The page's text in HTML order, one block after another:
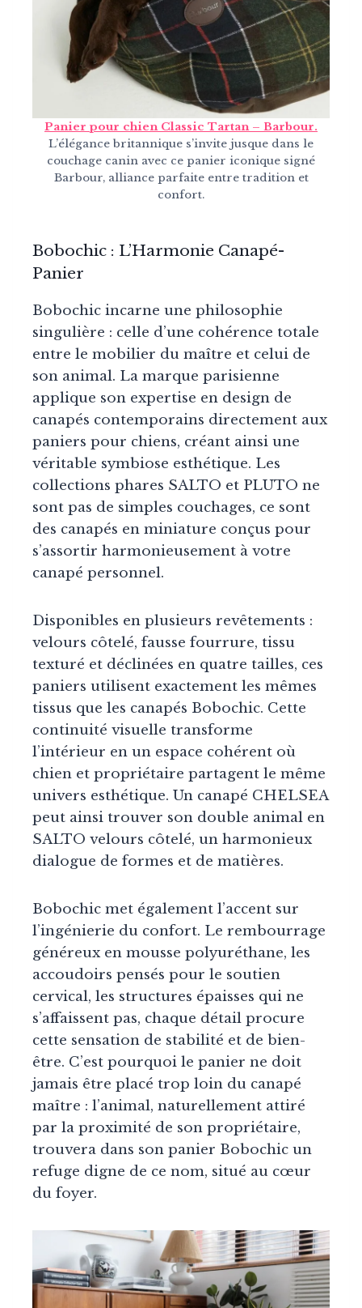
Panier pour chien Classic Tartan – Barbour.
L’élégance britannique s’invite jusque dans le
couchage canin avec ce panier iconique signé
Barbour, alliance parfaite entre tradition et
confort.
Bobochic : L’Harmonie Canapé-
Panier
Bobochic incarne une philosophie
singulière : celle d’une cohérence totale
entre le mobilier du maître et celui de
son animal. La marque parisienne
applique son expertise en design de
canapés contemporains directement aux
paniers pour chiens, créant ainsi une
véritable symbiose esthétique. Les
collections phares SALTO et PLUTO ne
sont pas de simples couchages, ce sont
des canapés en miniature conçus pour
s’assortir harmonieusement à votre
canapé personnel.
Disponibles en plusieurs revêtements :
velours côtelé, fausse fourrure, tissu
texturé et déclinées en quatre tailles, ces
paniers utilisent exactement les mêmes
tissus que les canapés Bobochic. Cette
continuité visuelle transforme
l’intérieur en un espace cohérent où
chien et propriétaire partagent le même
univers esthétique. Un canapé CHELSEA
peut ainsi trouver son double animal en
SALTO velours côtelé, un harmonieux
dialogue de formes et de matières.
Bobochic met également l’accent sur
l’ingénierie du confort. Le rembourrage
généreux en mousse polyuréthane, les
accoudoirs pensés pour le soutien
cervical, les structures épaisses qui ne
s’affaissent pas, chaque détail procure
cette sensation de stabilité et de bien-
être. C’est pourquoi le panier ne doit
jamais être placé trop loin du canapé
maître : l’animal, naturellement attiré
par la proximité de son propriétaire,
trouvera dans son panier Bobochic un
refuge digne de ce nom, situé au cœur
du foyer.